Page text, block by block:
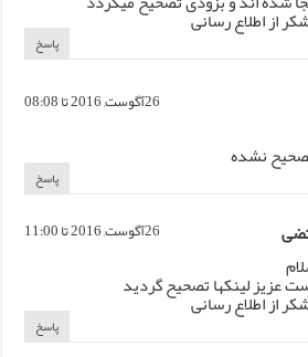
از اطلاع رسانی
پاسخ
26آگوست, 2016 تا 08:08
نشده
پاسخ
26آگوست, 2016 تا 11:00
عزیز لینکها تصحیح گردید
از اطلاع رسانی
پاسخ